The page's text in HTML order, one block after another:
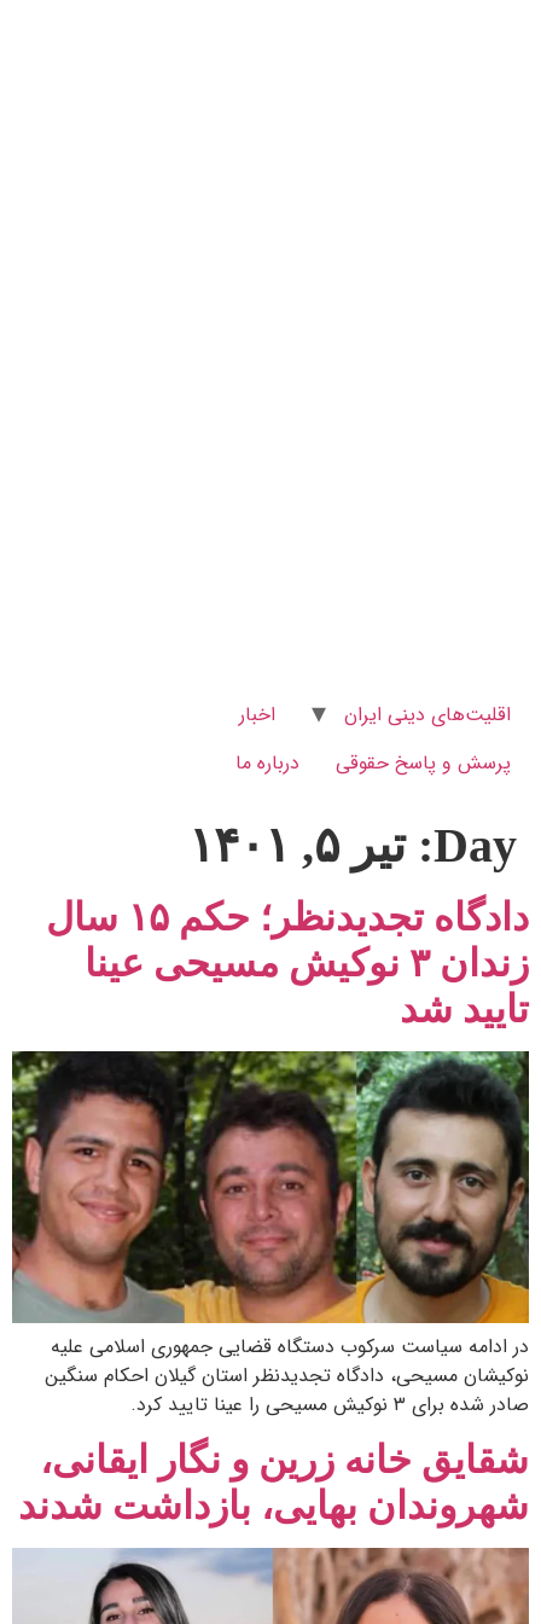
اقلیت‌های دینی ایران
اخبار
پرسش و پاسخ‌ حقوقی
درباره ما
Day: تیر ۵, ۱۴۰۱
دادگاه تجدیدنظر؛ حکم ۱۵ سال
زندان ۳ نوکیش مسیحی عینا
تایید شد
در ادامه سیاست سرکوب دستگاه قضایی جمهوری اسلامی علیه
نوکیشان مسیحی، دادگاه تجدیدنظر استان گیلان احکام سنگین
صادر شده برای ۳ نوکیش مسیحی را عینا تایید کرد.
شقایق خانه زرین و نگار ایقانی،
شهروندان بهایی، بازداشت شدند